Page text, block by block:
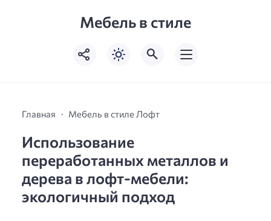
Мебель в стиле
Главная Мебель в стиле Лофт
Использование
переработанных металлов и
дерева в лофт-мебели:
экологичный подход